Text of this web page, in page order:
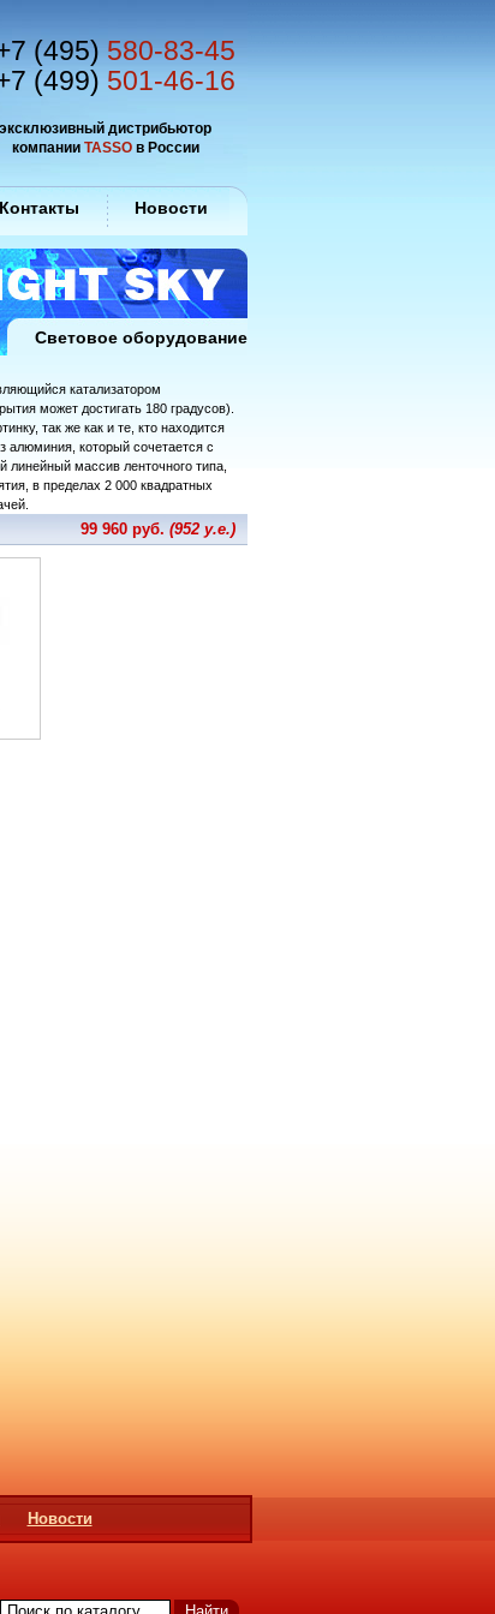
катализатором
может достигать 180 градусов).
так же как и те, кто находится
алюминия, который сочетается с
массив ленточного типа,
в пределах 2 000 квадратных
99 960 руб. (952 у.е.)
эксклюзивный дистрибьютор
компании TASSOв России
(495) 580-83-45
(499) 501-46-16
Контакты Новости
Световое оборудование
Новости